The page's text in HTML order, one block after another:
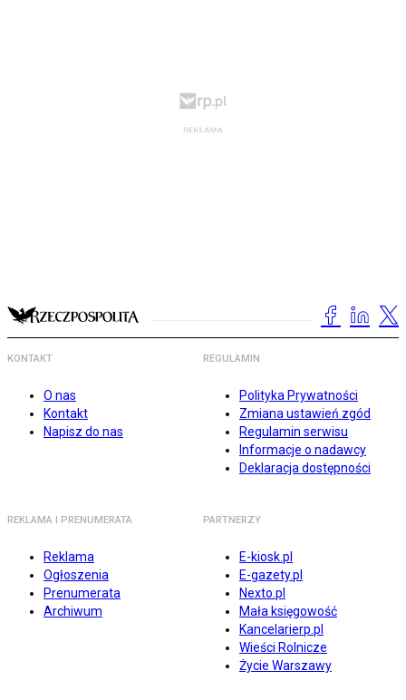
KONTAKT
O nas
Kontakt
Napisz do nas
REGULAMIN
Polityka Prywatności
Zmiana ustawień zgód
Regulamin serwisu
Informacje o nadawcy
Deklaracja dostępności
REKLAMA I PRENUMERATA
Reklama
Ogłoszenia
Prenumerata
Archiwum
PARTNERZY
E-kiosk.pl
E-gazety.pl
Nexto.pl
Mała księgowość
Kancelarierp.pl
Wieści Rolnicze
Życie Warszawy